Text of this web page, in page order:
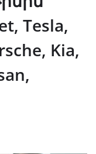
Tesla,
Kia,